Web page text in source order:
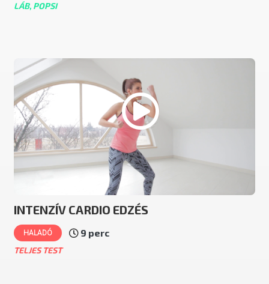
LÁB, POPSI
INTENZÍV CARDIO EDZÉS
HALADÓ 9 perc
TELJES TEST